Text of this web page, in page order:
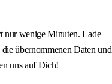
nur wenige Minuten. Lade
übernommenen Daten und
uns auf Dich!